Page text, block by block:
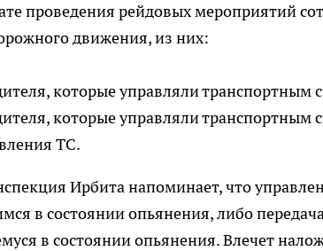
проведения рейдовых мероприятий
движения, из них:
которые управляли транспортным
которые управляли транспортным
ТС.
Ирбита напоминает, что
в состоянии опьянения, либо
в состоянии опьянения. Влечет